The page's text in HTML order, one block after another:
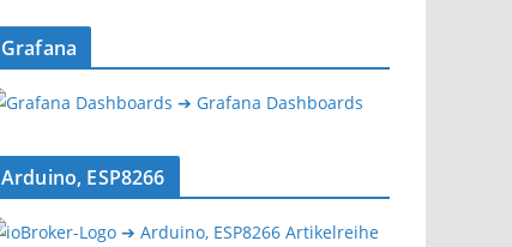
Grafana
➔ Grafana Dashboards
Arduino, ESP8266
➔ Arduino, ESP8266 Artikelreihe